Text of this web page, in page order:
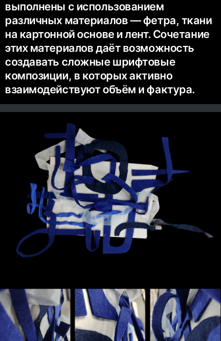
выполнены с использованием
различных материалов — фетра, ткани
на картонной основе и лент. Сочетание
этих материалов даёт возможность
создавать сложные шрифтовые
композиции, в которых активно
взаимодействуют объём и фактура.